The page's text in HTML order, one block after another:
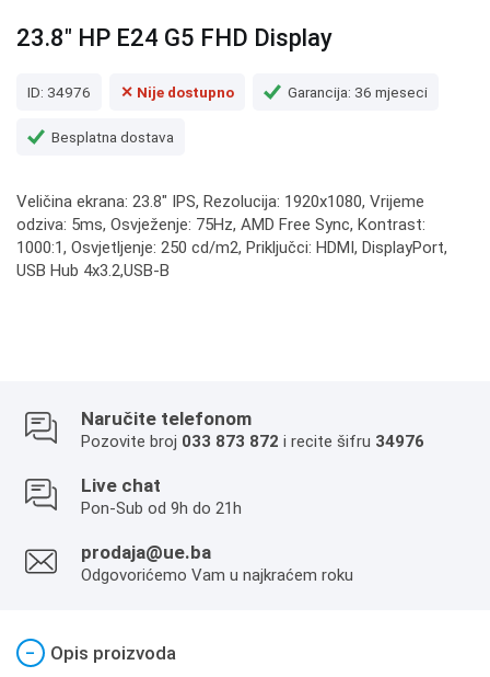
23.8" HP E24 G5 FHD Display
ID: 34976 ✕ Nije dostupno Garancija: 36 mjeseci
Besplatna dostava
Veličina ekrana: 23.8" IPS, Rezolucija: 1920x1080, Vrijeme
odziva: 5ms, Osvježenje: 75Hz, AMD Free Sync, Kontrast:
1000:1, Osvjetljenje: 250 cd/m2, Priključci: HDMI, DisplayPort,
USB Hub 4x3.2,USB-B
Naručite telefonom
Pozovite broj 033 873 872 i recite šifru 34976
Live chat
Pon-Sub od 9h do 21h
prodaja@ue.ba
Odgovorićemo Vam u najkraćem roku
− Opis proizvoda